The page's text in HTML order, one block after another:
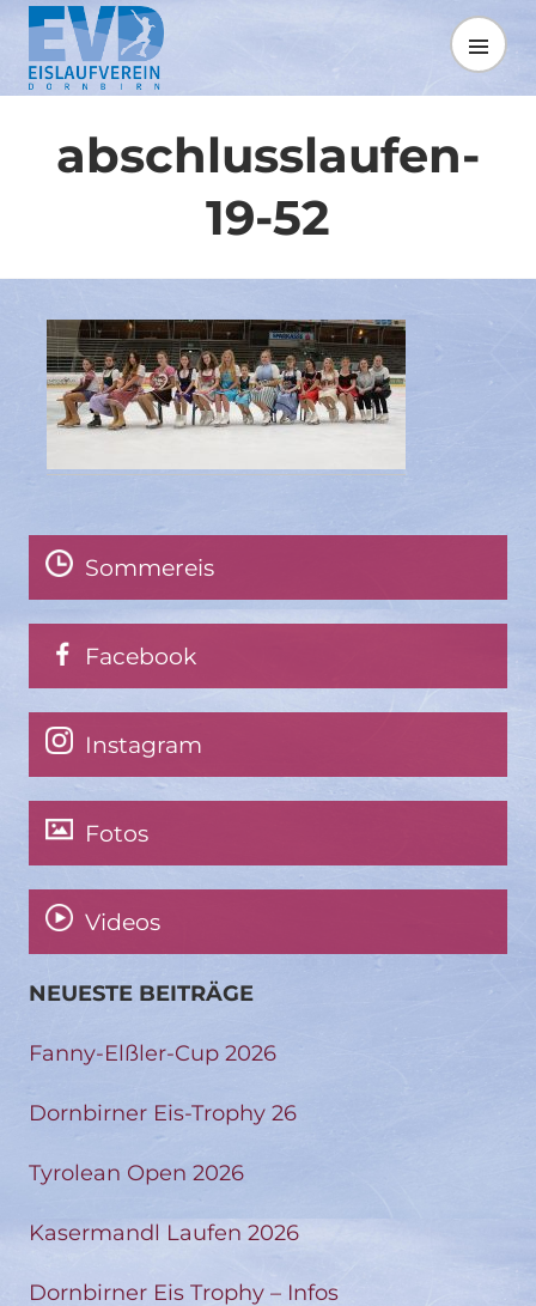
Springe
zum
Inhalt
MENÜ
abschlusslaufen-
19-52
Sommereis
Facebook
Instagram
Fotos
Videos
NEUESTE BEITRÄGE
Fanny-Elßler-Cup 2026
Dornbirner Eis-Trophy 26
Tyrolean Open 2026
Kasermandl Laufen 2026
Dornbirner Eis Trophy – Infos